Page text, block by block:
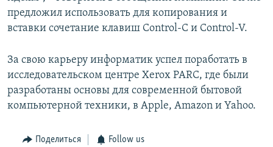
предложил использовать для копирования и
вставки сочетание клавиш Control-C и Control-V.
За свою карьеру информатик успел поработать в
исследовательском центре Xerox PARC, где были
разработаны основы для современной бытовой
компьютерной техники, в Apple, Amazon и Yahoo.
Поделиться Follow us